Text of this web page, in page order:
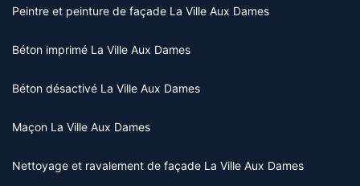
Peintre et peinture de façade La Ville Aux Dames
Béton imprimé La Ville Aux Dames
Béton désactivé La Ville Aux Dames
Maçon La Ville Aux Dames
Nettoyage et ravalement de façade La Ville Aux Dames